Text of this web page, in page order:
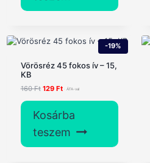
-19%
Vörösréz 45 fokos ív – 15,
KB
160Ft Original
160 Ft.
129 FtCurrent
129 Ft.
Kosárba
teszem